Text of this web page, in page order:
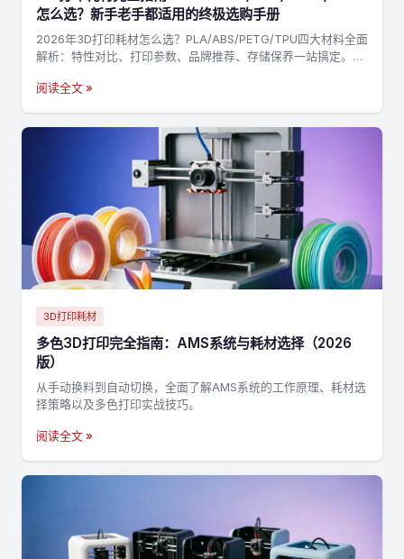
怎么选？新手老手都适用的终极选购手册
2026年3D打印耗材怎么选？PLA/ABS/PETG/TPU四大材料全面
解析：特性对比、打印参数、品牌推荐、存储保养一站搞定。附
阅读全文 »
3D打印耗材
多色3D打印完全指南：AMS系统与耗材选择（2026
版）
从手动换料到自动切换，全面了解AMS系统的工作原理、耗材选
择策略以及多色打印实战技巧。
阅读全文 »